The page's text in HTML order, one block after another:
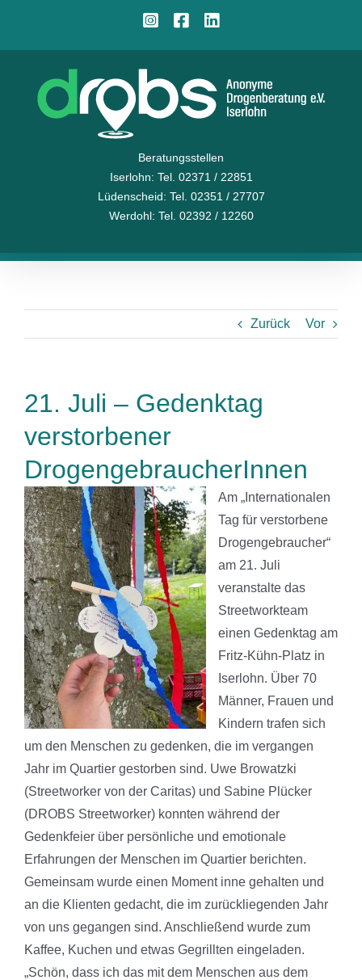
Instagram
Facebook
Beratungsstellen
Iserlohn: Tel. 02371 / 22851
Lüdenscheid: Tel. 02351 / 27707
Werdohl: Tel. 02392 / 12260
Zurück Vor
21. Juli – Gedenktag
verstorbener
DrogengebraucherInnen
Am „Internationalen
Tag für verstorbene
Drogengebraucher“
am 21. Juli
veranstalte das
Streetworkteam
einen Gedenktag am
Fritz-Kühn-Platz in
Iserlohn. Über 70
Männer, Frauen und
Kindern trafen sich
um den Menschen zu gedenken, die im vergangen
Jahr im Quartier gestorben sind. Uwe Browatzki
(Streetworker von der Caritas) und Sabine Plücker
(DROBS Streetworker) konnten während der
Gedenkfeier über persönliche und emotionale
Erfahrungen der Menschen im Quartier berichten.
Gemeinsam wurde einen Moment inne gehalten und
an die Klienten gedacht, die im zurückliegenden Jahr
von uns gegangen sind. Anschließend wurde zum
Kaffee, Kuchen und etwas Gegrillten eingeladen.
„Schön, dass ich das mit dem Menschen aus dem